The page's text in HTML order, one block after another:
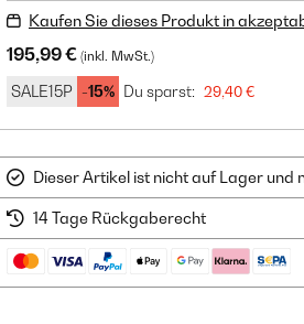
Kaufen Sie dieses Produkt in
195,99 € (inkl. MwSt.)
SALE15P -15% Du sparst: 29,40 €
Dieser Artikel ist nicht auf Lager und
14 Tage Rückgaberecht